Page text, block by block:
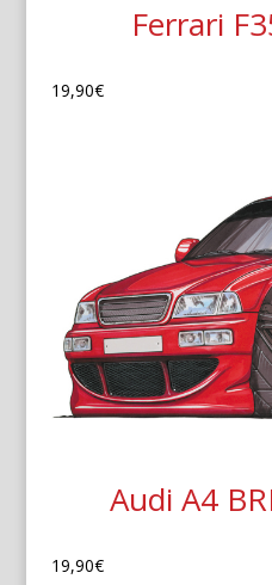
Ferrari
19,90€
Audi A4
19,90€